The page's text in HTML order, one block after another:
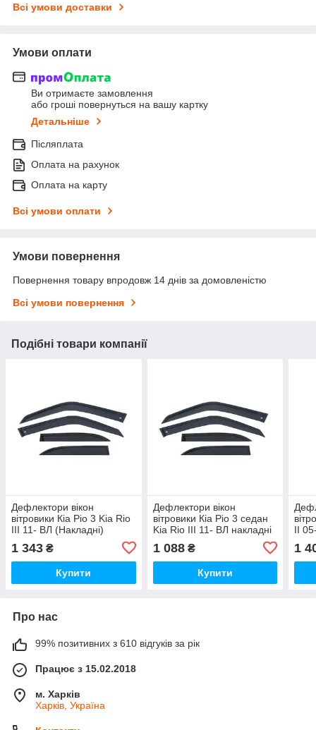
Всі умови доставки
Умови оплати
Ви отримаєте замовлення
або гроші повернуться на вашу картку
Детальніше
Післяплата
Оплата на рахунок
Оплата на карту
Всі умови оплати
Умови повернення
Повернення товару впродовж 14 днів за домовленістю
Всі умови повернення
Подібні товари компанії
Дефлектори вікон
вітровики Кіа Ріо 3 Kia Rio
III 11- ВЛ (Накладні)
1 343 ₴
Купити
Дефлектори вікон
вітровики Кіа Ріо 3 седан
Kia Rio III 11- ВЛ накладні
1 088₴
Купити
II
1
Про нас
99% позитивних з 610 відгуків за рік
Працює з 15.02.2018
м. Харків
Харків, Україна